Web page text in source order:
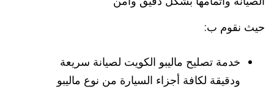
حيث نقوم ب:
خدمة تصليح ماليبو الكويت لصيانة سريعة
ودقيقة لكافة أجزاء السيارة من نوع ماليبو